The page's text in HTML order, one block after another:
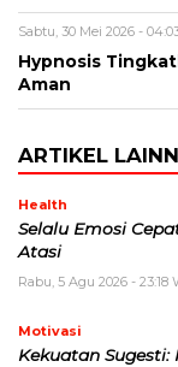
Sabtu, 30 Mei 2026 -
Hypnosis
Aman
ARTIKEL
Health
Selalu Emosi
Atasi
Rabu, 5 Agu 2026 - 23:18
Motivasi
Kekuatan